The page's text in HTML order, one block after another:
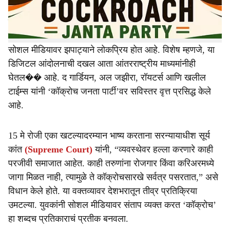
बेरोजगारी, महागाई, करिअरमधील असुरक्षितता आणि राजकीय
व्यवस्थेबद्दल वाढती नाराजी या पार्श्वभूमीवर ‘कॉक्रोच जनता पार्टी’
सोशल मीडियावर झपाट्याने लोकप्रिय होत आहे. विशेष म्हणजे, या
डिजिटल आंदोलनाची दखल आता आंतरराष्ट्रीय माध्यमांनीही
घेतल�� आहे. द गार्डियन, अल जझीरा, रॉयटर्स आणि खलील
टाईम्स यांनी ‘कॉक्रोच जनता पार्टी’वर सविस्तर वृत्त प्रसिद्ध केले
आहे.
15 मे रोजी एका खटल्यादरम्यान भाष्य करताना सरन्यायाधीश सूर्य
कांत (Supreme Court) यांनी, “व्यवस्थेवर हल्ला करणारे काही
परजीवी समाजात आहेत. काही तरुणांना रोजगार किंवा करिअरमध्ये
जागा मिळत नाही, त्यामुळे ते कॉक्रोचसारखे सर्वत्र पसरतात,” असे
विधान केले होते. या वक्तव्यावर देशभरातून तीव्र प्रतिक्रिया
उमटल्या. युवकांनी सोशल मीडियावर संताप व्यक्त करत ‘कॉक्रोच’
हा शब्दच प्रतिकाराचं प्रतीक बनवला.